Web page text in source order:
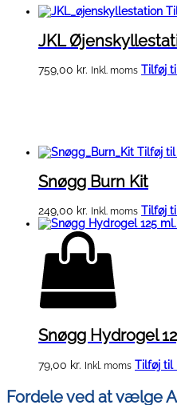
JKL
759,00 kr. Inkl. moms Tilføj
Tilføj
Snøgg Burn Kit
249,00 kr. Inkl. moms Tilføj
Snøgg Hydrogel
79,00 kr. Inkl. moms Tilføj til
Fordele ved at vælge